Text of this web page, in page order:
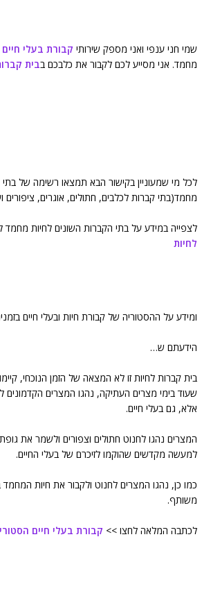
שמי חני ענפי ואני מספק שירותי קבורת בעלי חיים
מחמד. אני מסייע לכם לקבור את כלבכם בבית
לכל מי שמעוניין בקישור הבא תמצאו רשימה של בתי
מחמד(בתי קברות לכלבים, חתולים, אוגרים, ציפורים
לצפייה במידע על בתי הקברות השונים לחיות מחמד
לחיות
ומידע על ההסטוריה של קבורת חיות ובעלי חיים
הידעתם ש…
בית קברות לחיות זו לא המצאה של הזמן הנוכחי,
שעוד בימי מצרים העתיקה, נהגו המצרים הקדמונים
אלא, גם בעלי חיים.
המצרים נהגו לחנוט חתולים וצפורים ולשמר את
למעשה מקדשים שהוקמו לזיכרם של בעלי החיים.
כמו כן, נהגו המצרים לחנוט ולקבור את חיות
משותף.
לכתבה המלאה לחצו >> קבורת בעלי חיים